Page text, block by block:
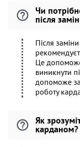
Чи
після
Після
Це
виникнути
допоможе
роботу
Як
карданом?